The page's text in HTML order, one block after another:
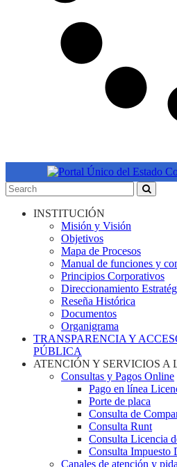
INSTITUCIÓN
Misión y Visión
Objetivos
Mapa de Procesos
Manual de funciones y
Principios Corporativos
Direccionamiento
Reseña Histórica
Documentos
Organigrama
TRANSPARENCIA Y
PÚBLICA
ATENCIÓN Y SERVICIOS
Consultas y Pagos Online
Pago en línea
Porte de placa
Consulta de
Consulta Runt
Consulta Licencia
Consulta Impuesto
Canales de atención y